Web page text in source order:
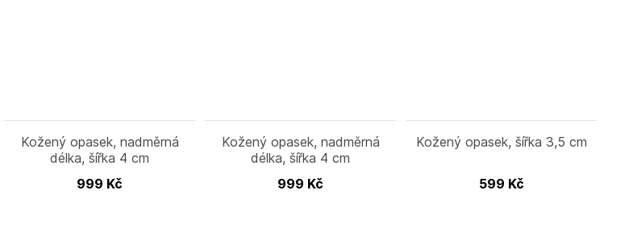
Kožený opasek, nadměrná
délka, šířka 4 cm
999 Kč
Kožený opasek, nadměrná
délka, šířka 4 cm
999 Kč
Kožený opasek, šířka 3,5 cm
599 Kč